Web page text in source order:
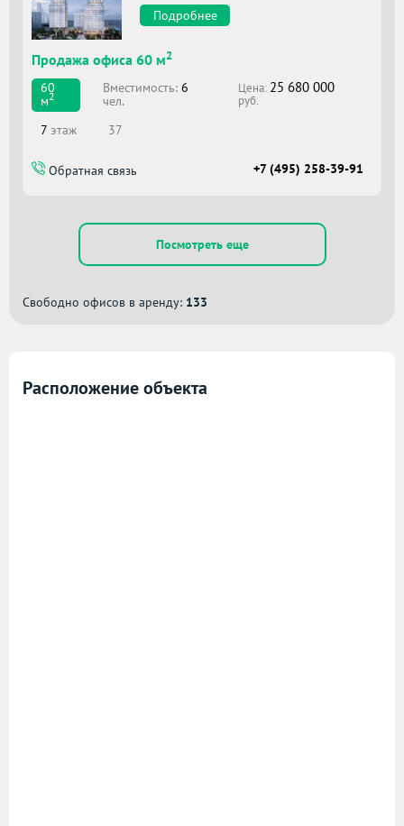
Подробнее
Продажа офиса 60 м2
60
м2
Вместимоcть: 6
чел.
Цена: 25 680 000
руб.
7 этаж 37
Обратная связь +7 (495) 258-39-91
Посмотреть еще
Свободно офисов в аренду: 133
Расположение объекта